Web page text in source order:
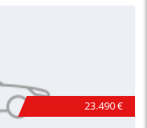
23.490 €